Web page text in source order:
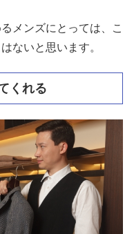
メンズにとっては、こ
ないと思います。
くれる